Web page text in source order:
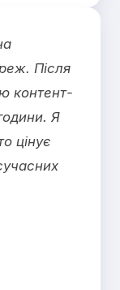
Після
контент-
Я
цінує